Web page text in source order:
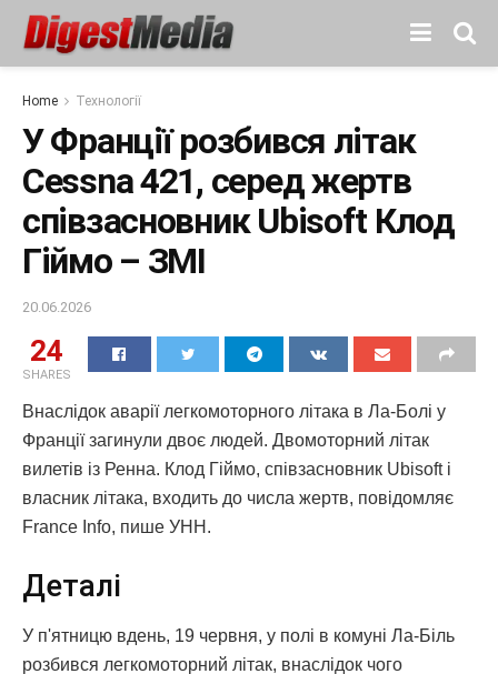
Home Технології
У Франції розбився літак
Cessna 421, серед жертв
співзасновник Ubisoft Клод
Гіймо – ЗМІ
20.06.2026
24
SHARES
Внаслідок аварії легкомоторного літака в Ла-Болі у
Франції загинули двоє людей. Двомоторний літак
вилетів із Ренна. Клод Гіймо, співзасновник Ubisoft і
власник літака, входить до числа жертв, повідомляє
France Info, пише УНН.
Деталі
У п'ятницю вдень, 19 червня, у полі в комуні Ла-Біль
розбився легкомоторний літак, внаслідок чого